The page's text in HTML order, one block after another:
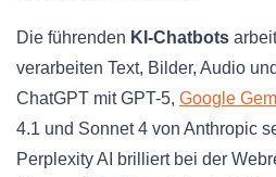
Die führenden KI-Chatbots
verarbeiten Text, Bilder, Audio
ChatGPT mit GPT-5, Google
4.1 und Sonnet 4 von Anthropic
Perplexity AI brilliert bei der